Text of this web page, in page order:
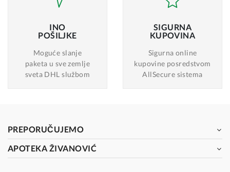
INO
POŠILJKE
Moguće slanje
paketa u sve zemlje
sveta DHL službom
SIGURNA
KUPOVINA
Sigurna online
kupovine posredstvom
AllSecure sistema
PREPORUČUJEMO
APOTEKA ŽIVANOVIĆ